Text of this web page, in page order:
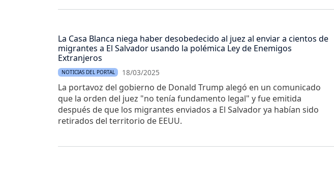
La Casa Blanca niega haber desobedecido al juez al enviar a cientos de
migrantes a El Salvador usando la polémica Ley de Enemigos
Extranjeros
NOTICIAS DEL PORTAL 18/03/2025
La portavoz del gobierno de Donald Trump alegó en un comunicado
que la orden del juez "no tenía fundamento legal" y fue emitida
después de que los migrantes enviados a El Salvador ya habían sido
retirados del territorio de EEUU.